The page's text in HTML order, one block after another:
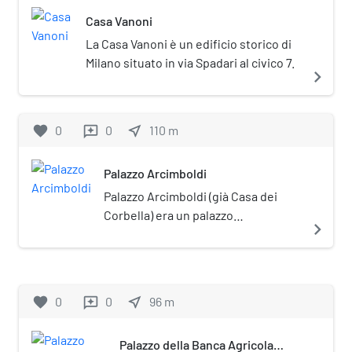
Casa Vanoni
La Casa Vanoni è un edificio storico di
Milano situato in via Spadari al civico 7.
navigate_next
favorite 0 reviews 0 near_me 110 m
Palazzo Arcimboldi
Palazzo Arcimboldi (già Casa dei
Corbella) era un palazzo
Storicamente appartenuto al
seguito dei bombardamenti del 14
navigate_next
favorite 0 reviews 0 near_me 96 m
Palazzo della Banca Agricola